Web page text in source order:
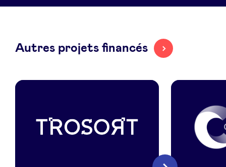
Autres projets financés